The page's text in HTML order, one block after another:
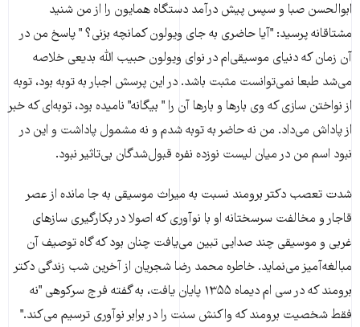
ابوالحسن صبا و سپس پیش درآمد دستگاه همایون را از من شنید
مشتاقانه پرسید: "آیا حاضری به جای ویولون کمانچه بزنی؟ " پاسخ من در
آن زمان که دنیای موسیقی‌ام در نوای ویولون حبیب الله بدیعی خلاصه
می‌شد طبعا نمی‌توانست مثبت باشد. در این پرسش اجبار به توبه بود، توبه
از نواختن سازی که وی بارها و بارها آن را " بیگانه" نامیده بود، توبه‌ای که خبر
از پاداش می‌داد. من نه حاضر به توبه شدم و نه مشمول پاداشت و این در
نبود اسم من در میان لیست نوزده نفره قبول‌شدگان بی‌تاثیر نبود.
شدت تعصب دکتر برومند نسبت به میراث موسیقی به جا مانده از عصر
قاجار و مخالفت سرسختانه او با نوآوری که اصولا در بکارگیری سازهای
غربی و موسیقی چند صدایی تبین می‌یافت چنان بود که گاه توصیف آن
مبالغه‌آمیز می‌نماید. خاطره محمد رضا شجریان از آخرین شب زندگی دکتر
برومند که در سی ام دیماه ۱۳۵۵ پایان یافت، به گفته فرج سرکوهی "نه
فقط شخصيت برومند که واکنش سنت را در برابر نوآوری ترسيم می‌کند."